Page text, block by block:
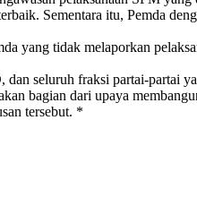
Sementara itu, Pemda
yang tidak melaporkan
seluruh fraksi partai-partai
bagian dari upaya
tersebut. *